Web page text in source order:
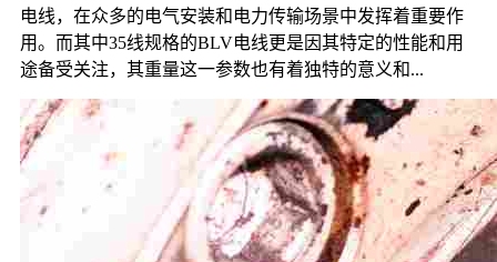
电线，在众多的电气安装和电力传输场景中发挥着重要作
用。而其中35线规格的BLV电线更是因其特定的性能和用
途备受关注，其重量这一参数也有着独特的意义和...